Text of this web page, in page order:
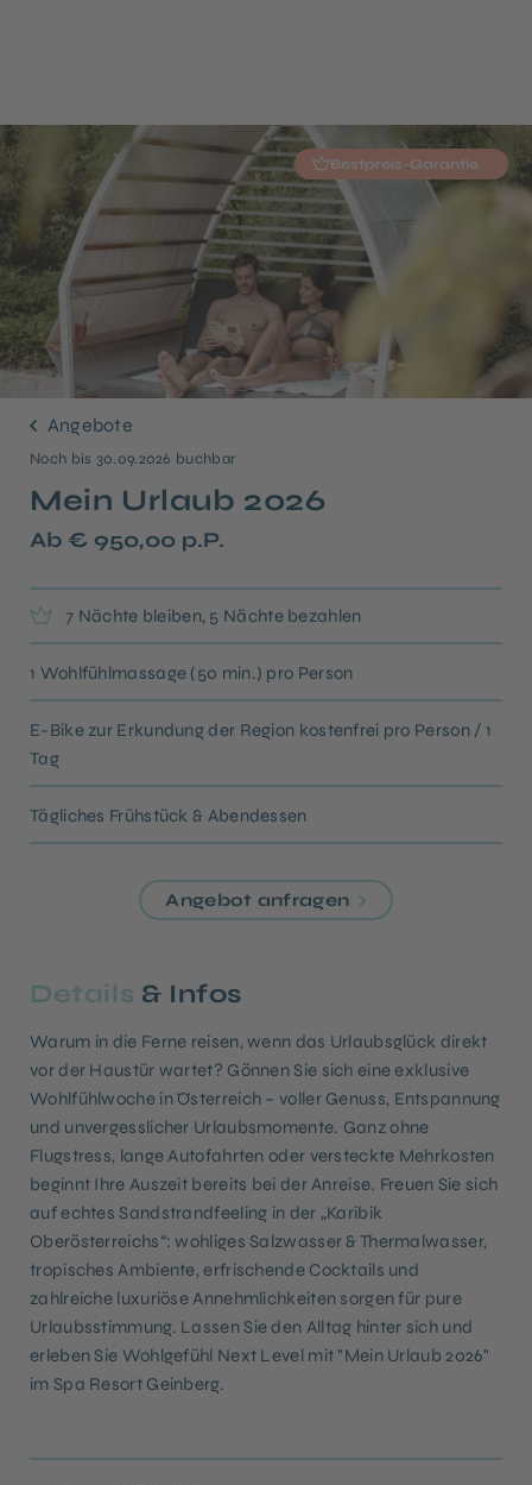
Bestpreis-Garantie
Angebote
Noch bis 30.09.2026 buchbar
Mein Urlaub 2026
Ab € 950,00 p.P.
7 Nächte bleiben, 5 Nächte bezahlen
1 Wohlfühlmassage (50 min.) pro Person
E-Bike zur Erkundung der Region kostenfrei pro Person / 1
Tag
Tägliches Frühstück & Abendessen
Angebot anfragen
Details & Infos
Warum in die Ferne reisen, wenn das Urlaubsglück direkt
vor der Haustür wartet? Gönnen Sie sich eine exklusive
Wohlfühlwoche in Österreich – voller Genuss, Entspannung
und unvergesslicher Urlaubsmomente. Ganz ohne
Flugstress, lange Autofahrten oder versteckte Mehrkosten
beginnt Ihre Auszeit bereits bei der Anreise. Freuen Sie sich
auf echtes Sandstrandfeeling in der „Karibik
Oberösterreichs“: wohliges Salzwasser & Thermalwasser,
tropisches Ambiente, erfrischende Cocktails und
zahlreiche luxuriöse Annehmlichkeiten sorgen für pure
Urlaubsstimmung. Lassen Sie den Alltag hinter sich und
erleben Sie Wohlgefühl Next Level mit "Mein Urlaub 2026"
im Spa Resort Geinberg.